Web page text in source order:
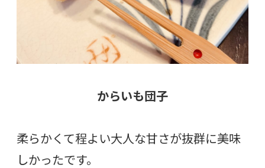
からいも団子
柔らかくて程よい大人な甘さが抜群に美味
しかったです。